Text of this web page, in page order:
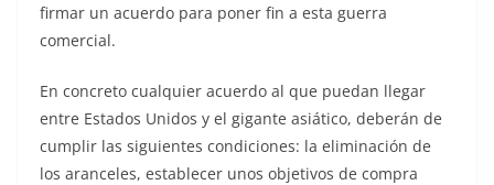
firmar un acuerdo para poner fin a esta guerra
comercial.
En concreto cualquier acuerdo al que puedan llegar
entre Estados Unidos y el gigante asiático, deberán de
cumplir las siguientes condiciones: la eliminación de
los aranceles, establecer unos objetivos de compra